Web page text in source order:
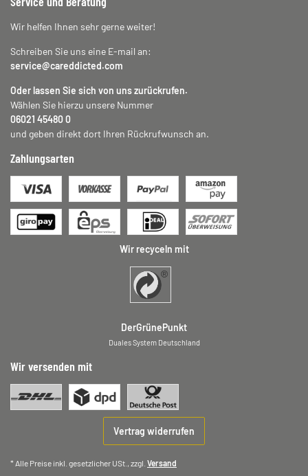
Wir helfen Ihnen sehr gerne weiter!
Schreiben Sie uns eine E-mail an:
service@careddicted.com
Oder lassen Sie sich von uns zurückrufen.
Wählen Sie hierzu unsere Nummer
06021 45480 0
und geben direkt dort Ihren Rückrufwunsch an.
Zahlungsarten
Wir recyceln mit
DerGrünePunkt
Duales System Deutschland
Wir versenden mit
Vertrag widerrufen
* Alle Preise inkl. gesetzlicher USt., zzgl. Versand